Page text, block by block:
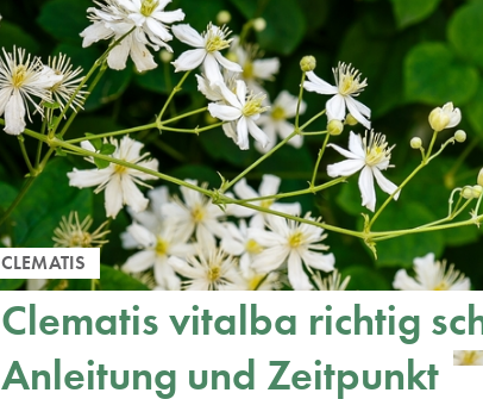
CLEMATIS
Clematis vitalba richtig
Anleitung und Zeitpunkt